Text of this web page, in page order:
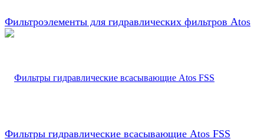
Фильтроэлементы для гидравлических фильтров Atos
Фильтры гидравлические всасывающие Atos FSS